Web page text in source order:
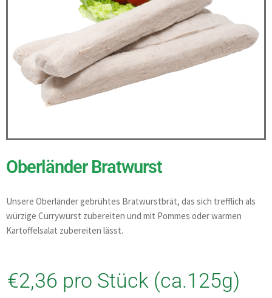
Oberländer Bratwurst
Unsere Oberländer gebrühtes Bratwurstbrät, das sich trefflich als
würzige Currywurst zubereiten und mit Pommes oder warmen
Kartoffelsalat zubereiten lässt.
€2,36 pro Stück (ca.125g)